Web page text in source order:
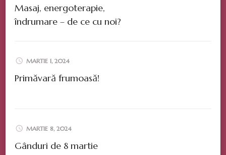
Masaj, energoterapie,
îndrumare – de ce cu noi?
MARTIE 1, 2024
Primăvară frumoasă!
MARTIE 8, 2024
Gânduri de 8 martie